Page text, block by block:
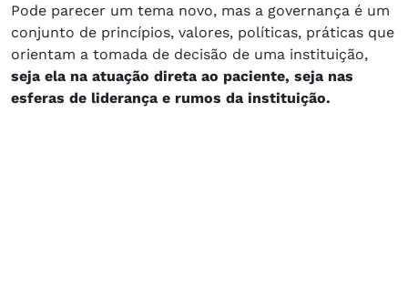
Pode parecer um tema novo, mas a governança é um
conjunto de princípios, valores, políticas, práticas que
orientam a tomada de decisão de uma instituição,
seja ela na atuação direta ao paciente, seja nas
esferas de liderança e rumos da instituição.